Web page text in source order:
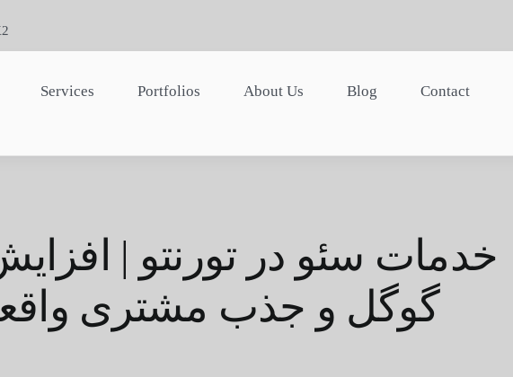
Services Portfolios About Us Blog Contact
خدمات سئو در تورنتو |
گوگل و جذب مشتری